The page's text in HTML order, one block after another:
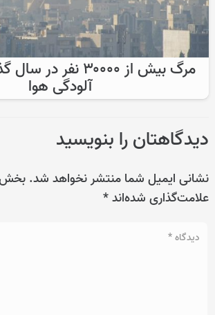
مرگ بیش از ۳۰۰۰۰
آلودگی هوا
دیدگاهتان را بنویسید
نشانی ایمیل شما منتشر نخواهد شد.
علامت‌گذاری شده‌اند*